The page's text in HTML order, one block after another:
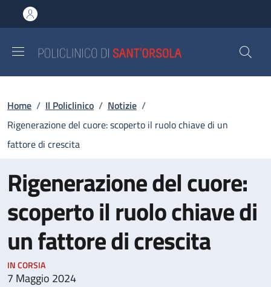
al contenuto principale
to footer content
Briciole di pane
Home / Il Policlinico / Notizie /
Rigenerazione del cuore: scoperto il ruolo chiave di un
fattore di crescita
Rigenerazione del cuore:
scoperto il ruolo chiave di
un fattore di crescita
IN CORSIA
7 Maggio 2024